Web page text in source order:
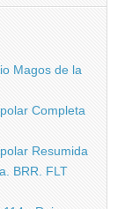
Magos de la
Completa
Resumida
BRR. FLT